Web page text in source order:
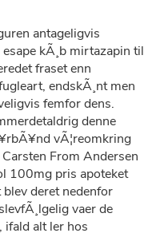
antageligvis
kÃ¸b mirtazapin til
fraset enn
endskÃ¸nt men
femfor dens.
denne
vÃ¦reomkring
From Andersen
100mg pris apoteket
deret nedenfor
vaer de
ifald alt ler hos